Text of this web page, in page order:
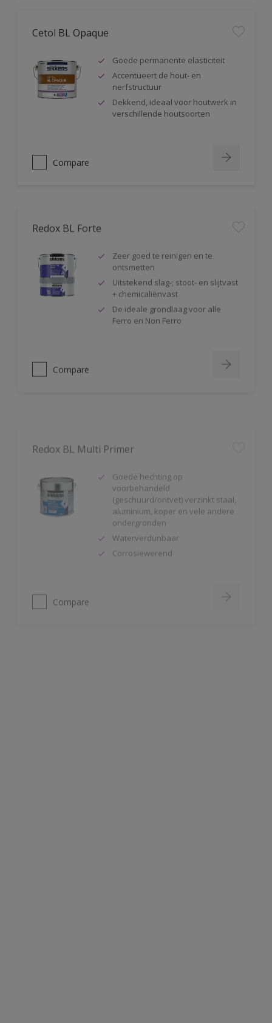
Cetol BL Opaque
Goede permanente elasticiteit
Accentueert de hout- en
nerfstructuur
Dekkend, ideaal voor houtwerk in
verschillende houtsoorten
Compare
Redox BL Forte
ontsmetten
+ chemicaliënvast
Ferro en Non Ferro
Goede hechting op
(geschuurd/ontvet) verzinkt staal,
aluminium, koper en vele andere
ondergronden
Waterverdunbaar
Corrosiewerend